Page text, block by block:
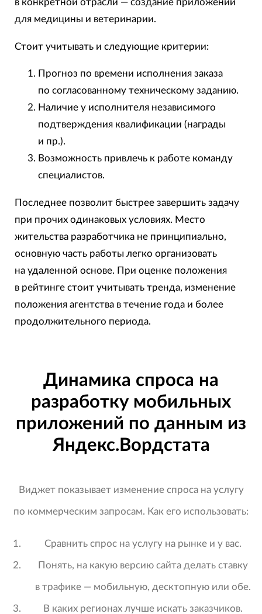
в конкретной отрасли — создание приложений
для медицины и ветеринарии.
Стоит учитывать и следующие критерии:
Прогноз по времени исполнения заказа
по согласованному техническому заданию.
Наличие у исполнителя независимого
подтверждения квалификации (награды
и пр.).
Возможность привлечь к работе команду
специалистов.
Последнее позволит быстрее завершить задачу
при прочих одинаковых условиях. Место
жительства разработчика не принципиально,
основную часть работы легко организовать
на удаленной основе. При оценке положения
в рейтинге стоит учитывать тренда, изменение
положения агентства в течение года и более
продолжительного периода.
Динамика спроса на
разработку мобильных
приложений по данным из
Яндекс.Вордстата
Виджет показывает изменение спроса на услугу
по коммерческим запросам. Как его использовать:
Сравнить спрос на услугу на рынке и у вас.
Понять, на какую версию сайта делать ставку
в трафике — мобильную, десктопную или обе.
В каких регионах лучше искать заказчиков.